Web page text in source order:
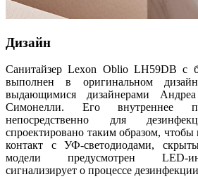
Дизайн
Санитайзер Lexon Oblio LH59DB с
выполнен в оригинальном
выдающимися дизайнерами
Симонелли. Его внутреннее
непосредственно для
спроектировано таким образом,
контакт с УФ-светодиодами,
модели предусмотрен LED-
сигнализирует о процессе